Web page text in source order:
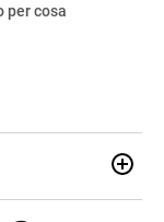
per cosa